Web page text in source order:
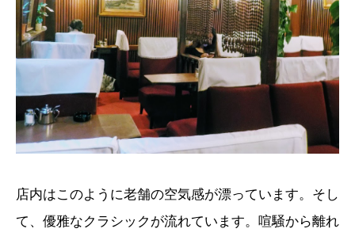
店内はこのように老舗の空気感が漂っています。そし
て、優雅なクラシックが流れています。喧騒から離れ